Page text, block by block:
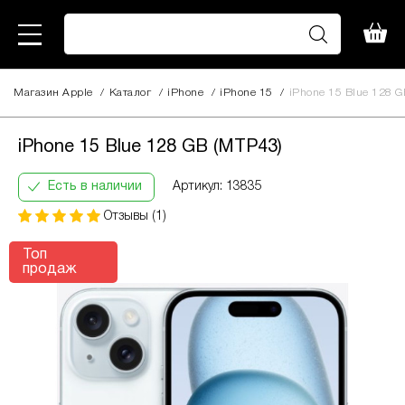
Магазин Apple / Каталог / iPhone / iPhone 15 / iPhone 15 Blue 128
iPhone 15 Blue 128 GB (MTP43)
Есть в наличии Артикул: 13835
Отзывы (1)
Топ
продаж
iPhone 15 Blue 128 GB
(MTP43)
29 570
ПриватБанк
частинами
Кількість
За допомогою ПриватБанку ви маєте змогу
придбати товар в розстрочку одним з двох
способів.
Спосіб кредиту 1 – комісія банку складає